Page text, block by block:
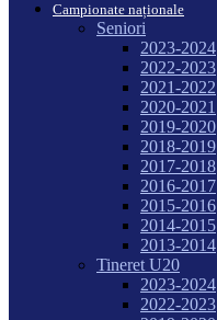
Campionate naționale
Seniori
2023-2024
2022-2023
2021-2022
2020-2021
2019-2020
2018-2019
2017-2018
2016-2017
2015-2016
2014-2015
2013-2014
Tineret U20
2023-2024
2022-2023